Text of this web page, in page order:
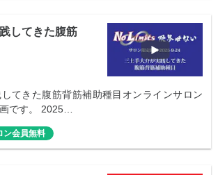
してきた腹筋
てきた腹筋背筋補助種目オンラインサロン
です。 2025…
ン会員無料